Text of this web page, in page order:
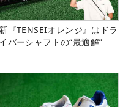
新『TENSEIオレンジ』はドラ
イバーシャフトの“最適解”